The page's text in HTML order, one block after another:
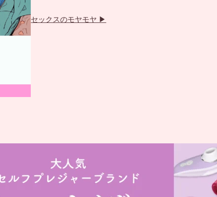
ム
ン
セックスのモヤモヤ ▶